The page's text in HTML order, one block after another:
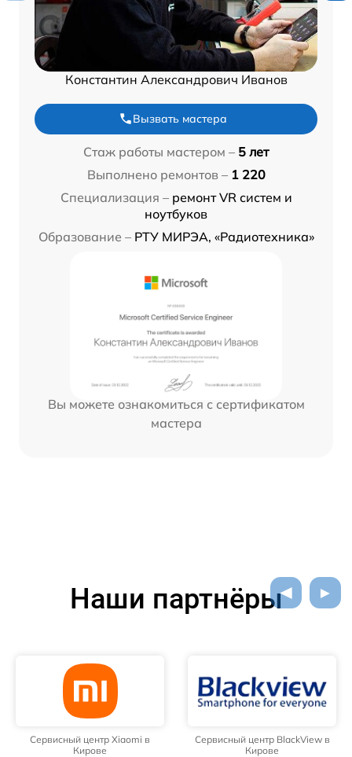
Константин Александрович Иванов
Вызвать мастера
Стаж работы мастером – 5 лет
Выполнено ремонтов – 1 220
Специализация – ремонт VR систем и
ноутбуков
Образование – РТУ МИРЭА, «Радиотехника»
Вы можете ознакомиться с сертификатом
мастера
Наши партнёры
Сервисный центр Xiaomi в
Кирове
Сервисный центр BlackView в
Кирове